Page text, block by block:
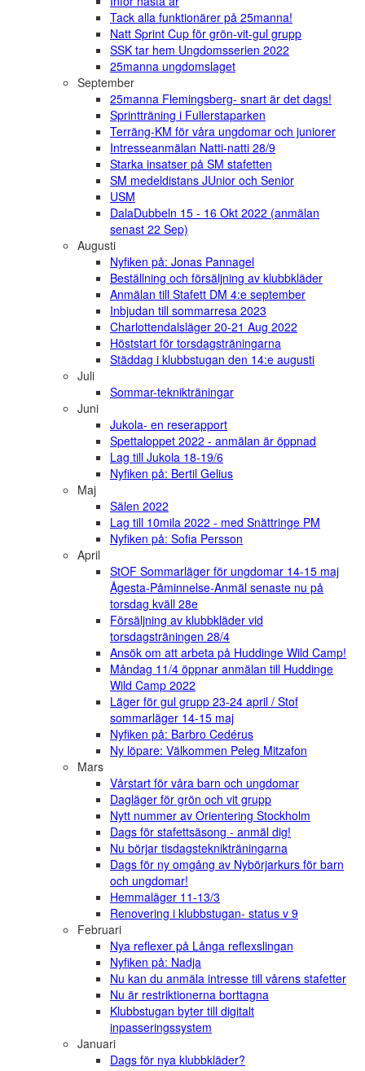
Tack alla funktionärer på 25manna!
Natt Sprint Cup för grön-vit-gul grupp
SSK tar hem Ungdomsserien 2022
25manna ungdomslaget
September
25manna Flemingsberg- snart är det dags!
Sprintträning i Fullerstaparken
Terräng-KM för våra ungdomar och juniorer
Intresseanmälan Natti-natti 28/9
Starka insatser på SM stafetten
SM medeldistans JUnior och Senior
USM
DalaDubbeln 15 - 16 Okt 2022 (anmälan
senast 22 Sep)
Augusti
Nyfiken på: Jonas Pannagel
Beställning och försäljning av klubbkläder
Anmälan till Stafett DM 4:e september
Inbjudan till sommarresa 2023
Charlottendalsläger 20-21 Aug 2022
Höststart för torsdagsträningarna
Städdag i klubbstugan den 14:e augusti
Juli
Sommar-teknikträningar
Juni
Jukola- en reserapport
Spettaloppet 2022 - anmälan är öppnad
Lag till Jukola 18-19/6
Nyfiken på: Bertil Gelius
Maj
Sälen 2022
Lag till 10mila 2022 - med Snättringe PM
Nyfiken på: Sofia Persson
April
StOF Sommarläger för ungdomar 14-15 maj
Ågesta-Påminnelse-Anmäl senaste nu på
torsdag kväll 28e
Försäljning av klubbkläder vid
torsdagsträningen 28/4
Ansök om att arbeta på Huddinge Wild Camp!
Måndag 11/4 öppnar anmälan till Huddinge
Wild Camp 2022
Läger för gul grupp 23-24 april / Stof
sommarläger 14-15 maj
Nyfiken på: Barbro Cedérus
Ny löpare: Välkommen Peleg Mitzafon
Mars
Vårstart för våra barn och ungdomar
Dagläger för grön och vit grupp
Nytt nummer av Orientering Stockholm
Dags för stafettsäsong - anmäl dig!
Nu börjar tisdagsteknikträningarna
Dags för ny omgång av Nybörjarkurs för barn
och ungdomar!
Hemmaläger 11-13/3
Renovering i klubbstugan- status v 9
Februari
Nya reflexer på Långa reflexslingan
Nyfiken på: Nadja
Nu kan du anmäla intresse till vårens stafetter
Nu är restriktionerna borttagna
Klubbstugan byter till digitalt
inpasseringssystem
Januari
Dags för nya klubbkläder?